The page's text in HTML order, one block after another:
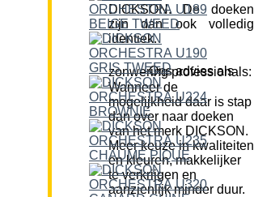
DICKSON. De doeken
zijn dan ook volledig
identiek.
Ons advies als zonwering professionals:
Wanneer de
mogelijkheid daar is stap
dan over naar doeken
van het merk DICKSON.
Meer keuze in kwaliteiten
en kleuren, makkelijker
te verkrijgen en
aanzienlijk minder duur.